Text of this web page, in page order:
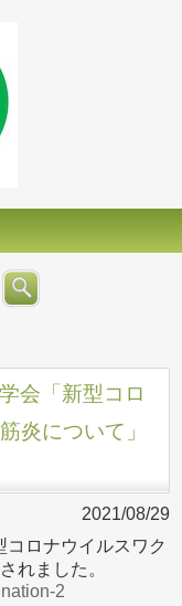
会「新型コロ
炎について」
2021/08/29
ロナウイルスワク
れました。
2